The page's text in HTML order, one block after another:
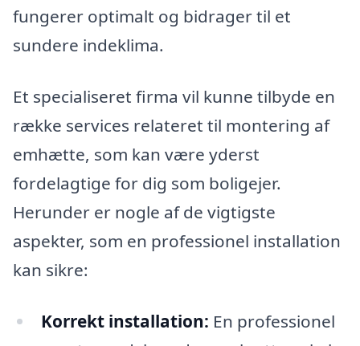
fungerer optimalt og bidrager til et
sundere indeklima.
Et specialiseret firma vil kunne tilbyde en
række services relateret til montering af
emhætte, som kan være yderst
fordelagtige for dig som boligejer.
Herunder er nogle af de vigtigste
aspekter, som en professionel installation
kan sikre:
Korrekt installation: En professionel